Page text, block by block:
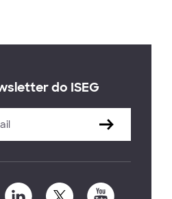
do ISEG